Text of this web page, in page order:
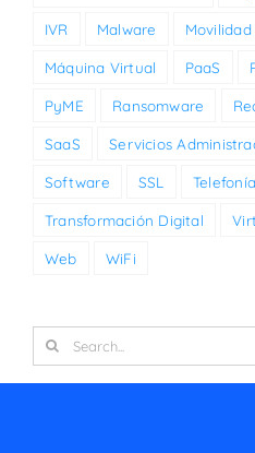
IVR Malware
Máquina Virtual PaaS
PyME Ransomware
SaaS Servicios
Software SSL
Transformación Digital
Web WiFi
Search
for: